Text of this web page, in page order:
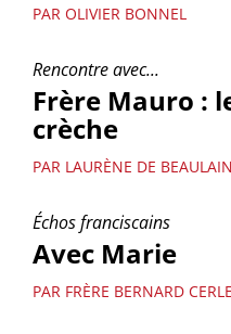
PAR OLIVIER BONNEL
Rencontre avec...
Frère Mauro :
crèche
PAR LAURÈNE DE
Échos franciscains
Avec Marie
PAR FRÈRE BERNARD